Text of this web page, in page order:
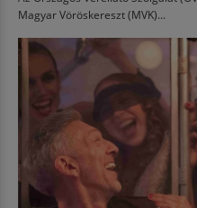
Magyar Vöröskereszt (MVK)...